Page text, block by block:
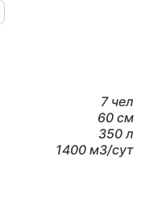
7 чел
60 см
350 л
1400 м3/cут